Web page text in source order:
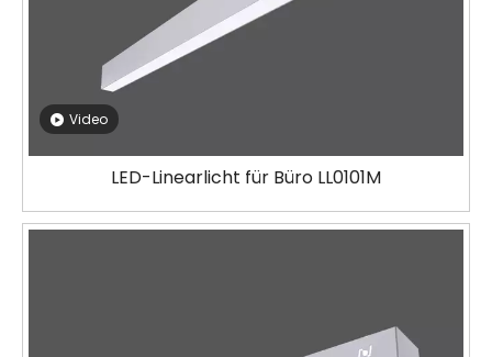
Video
LED-Linearlicht für Büro LL0101M